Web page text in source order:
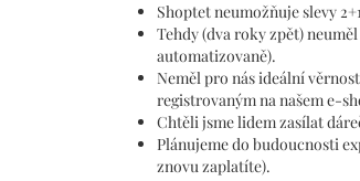
Shoptet neumožňuje slevy
Tehdy (dva roky zpět)
automatizovaně).
Neměl pro nás ideální
registrovaným na našem e-
Chtěli jsme lidem zasílat
Plánujeme do budoucnosti
znovu zaplatíte).